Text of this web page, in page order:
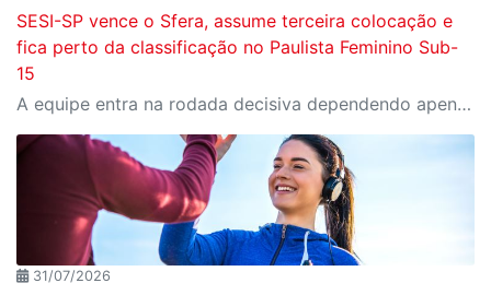
SESI-SP vence o Sfera, assume terceira colocação e
fica perto da classificação no Paulista Feminino Sub-
15
A equipe entra na rodada decisiva dependendo apenas de seus próprios resultados para avançar ao mata-mata
31/07/2026